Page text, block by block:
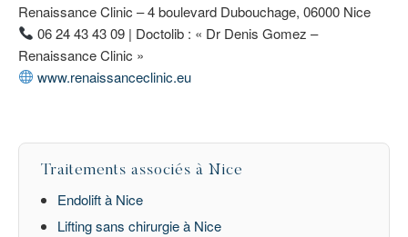
Renaissance Clinic – 4 boulevard Dubouchage, 06000 Nice
06 24 43 43 09 | Doctolib : « Dr Denis Gomez –
Renaissance Clinic »
www.renaissanceclinic.eu
Traitements associés à Nice
Endolift à Nice
Lifting sans chirurgie à Nice